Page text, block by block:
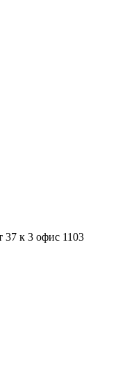
37 к 3 офис 1103